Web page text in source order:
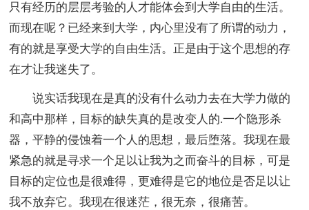
只有经历的层层考验的人才能体会到大学自由的生活。
而现在呢？已经来到大学，内心里没有了所谓的动力，
有的就是享受大学的自由生活。正是由于这个思想的存
在才让我迷失了。
说实话我现在是真的没有什么动力去在大学力做的
和高中那样，目标的缺失真的是改变人的.一个隐形杀
器，平静的侵蚀着一个人的思想，最后堕落。我现在最
紧急的就是寻求一个足以让我为之而奋斗的目标，可是
目标的定位也是很难得，更难得是它的地位是否足以让
我不放弃它。我现在很迷茫，很无奈，很痛苦。